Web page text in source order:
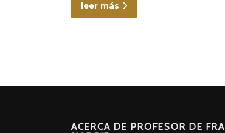
leer más
ACERCA DE PROFESOR DE